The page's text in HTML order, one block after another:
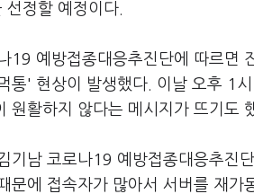
선정할 예정이다.
19 예방접종대응추진단에 따르면
통' 현상이 발생했다. 이날 오후 1
원활하지 않다는 메시지가 뜨기도
기남 코로나19 예방접종대응추진
문에 접속자가 많아서 서버를 재가